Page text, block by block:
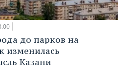
до парков на
изменилась
Казани